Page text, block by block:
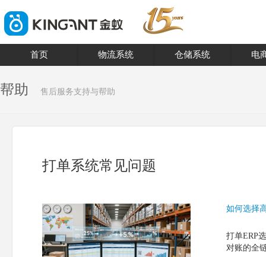
首页 物流系统 仓储系统 电
帮助 售后服务支持与帮助
打单系统常见问题
如何选择
打单ERP
对账的全